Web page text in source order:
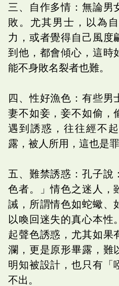
三、自作多情：無論男
敗。尤其男士，以為
力，或者覺得自己風度
到他，都會傾心，這時
能不身敗名裂者也難。
四、性好漁色：有些男
妻不如妾，妾不如偷，
遇到誘惑，往往經不
露，被人所用，這也是罪
五、難禁誘惑：孔子說
色者。」情色之迷人，
誡，所謂情色如蛇蠍、
以喚回迷失的真心本性
起聲色誘惑，尤其如果
瀾，更是原形畢露，難
明知被設計，也只有「
不出。